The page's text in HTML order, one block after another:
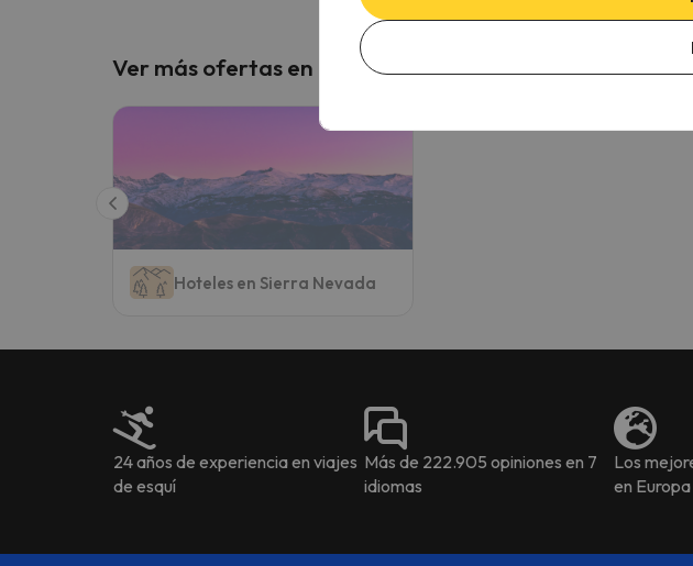
Ver más ofertas en estos destinos
Hoteles en Sierra Nevada
24 años de experiencia en viajes
de esquí
Más de 222.905 opiniones en 7
idiomas
Los
en Europa